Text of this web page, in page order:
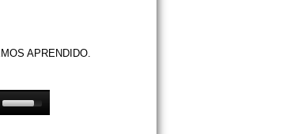
APRENDIDO.